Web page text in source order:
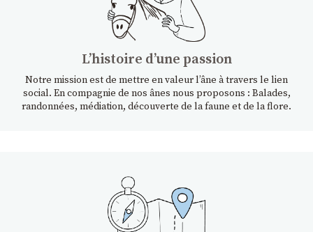
Lʼhistoire dʼune passion
Notre mission est de mettre en valeur l’âne à travers le lien
social. En compagnie de nos ânes nous proposons : Balades,
randonnées, médiation, découverte de la faune et de la flore.